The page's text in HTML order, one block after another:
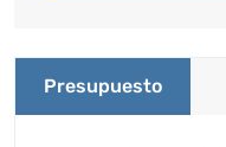
Presupuesto